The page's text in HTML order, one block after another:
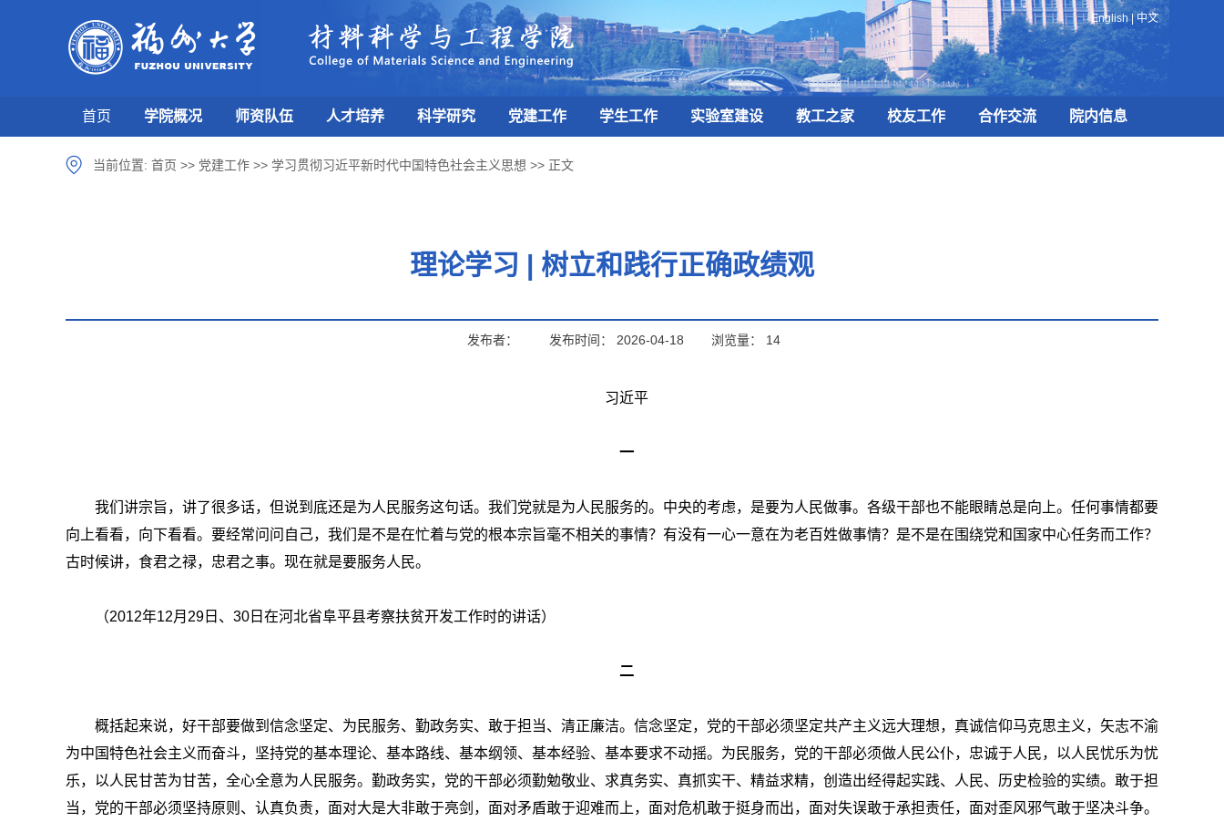
English|中文
首页 学院概况 师资队伍 人才培养 科学研究 党建工作 学生工作 实验室建设 教工之家 校友工作 合作交流 院内信息
当前位置: 首页 >> 党建工作 >> 学习贯彻习近平新时代中国特色社会主义思想 >> 正文
理论学习 | 树立和践行正确政绩观
发布者： 发布时间： 2026-04-18 浏览量： 14
习近平
一
我们讲宗旨，讲了很多话，但说到底还是为人民服务这句话。我们党就是为人民服务的。中央的考虑，是要为人民做事。各级干部也不能眼睛总是向上。任何事情都要
向上看看，向下看看。要经常问问自己，我们是不是在忙着与党的根本宗旨毫不相关的事情？有没有一心一意在为老百姓做事情？是不是在围绕党和国家中心任务而工作？
古时候讲，食君之禄，忠君之事。现在就是要服务人民。
（2012年12月29日、30日在河北省阜平县考察扶贫开发工作时的讲话）
二
概括起来说，好干部要做到信念坚定、为民服务、勤政务实、敢于担当、清正廉洁。信念坚定，党的干部必须坚定共产主义远大理想，真诚信仰马克思主义，矢志不渝
为中国特色社会主义而奋斗，坚持党的基本理论、基本路线、基本纲领、基本经验、基本要求不动摇。为民服务，党的干部必须做人民公仆，忠诚于人民，以人民忧乐为忧
乐，以人民甘苦为甘苦，全心全意为人民服务。勤政务实，党的干部必须勤勉敬业、求真务实、真抓实干、精益求精，创造出经得起实践、人民、历史检验的实绩。敢于担
当，党的干部必须坚持原则、认真负责，面对大是大非敢于亮剑，面对矛盾敢于迎难而上，面对危机敢于挺身而出，面对失误敢于承担责任，面对歪风邪气敢于坚决斗争。